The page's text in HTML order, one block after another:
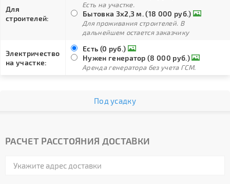
Для
строителей:
Есть на участке.
Бытовка 3х2,3 м. (18 000 руб.)
Для проживания строителей. В
дальнейшем остается заказчику
Электричество
на участке:
Есть (0 руб.)
Нужен генератор (8 000 руб.)
Аренда генератора без учета ГСМ.
Под усадку
РАСЧЕТ РАССТОЯНИЯ ДОСТАВКИ